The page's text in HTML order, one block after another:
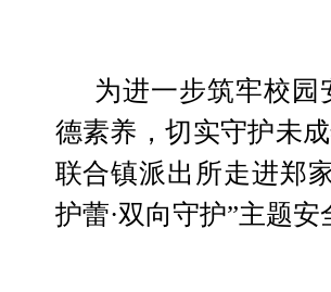
为进一步筑牢校
德素养，切实守护未
联合镇派出所走进郑
护蕾·双向守护”主题